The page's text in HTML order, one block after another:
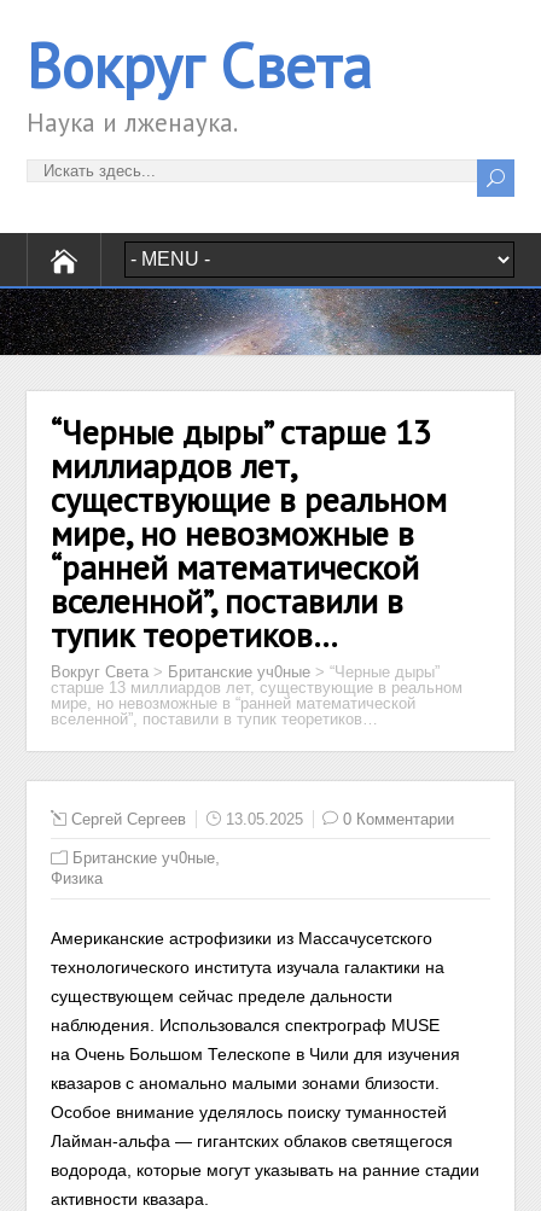
Вокруг Света
Наука и лженаука.
“Черные дыры” старше 13
миллиардов лет,
существующие в реальном
мире, но невозможные в
“ранней математической
вселенной”, поставили в
тупик теоретиков…
Вокруг Света > Британские уч0ные >“Черные дыры”
старше 13 миллиардов лет, существующие в реальном
мире, но невозможные в “ранней математической
вселенной”, поставили в тупик теоретиков…
Сергей Сергеев 13.05.2025 0 Комментарии
Британские уч0ные,
Физика
Американские астрофизики из Массачусетского
технологического института изучала галактики на
существующем сейчас пределе дальности
наблюдения. Использовался спектрограф MUSE
на Очень Большом Телескопе в Чили для изучения
квазаров с аномально малыми зонами близости.
Особое внимание уделялось поиску туманностей
Лайман-альфа — гигантских облаков светящегося
водорода, которые могут указывать на ранние стадии
активности квазара.